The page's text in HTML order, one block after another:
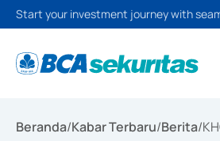
Start your investment journey with
Beranda/Kabar Terbaru/Berita/